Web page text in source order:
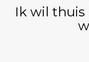
Ik wil thuis